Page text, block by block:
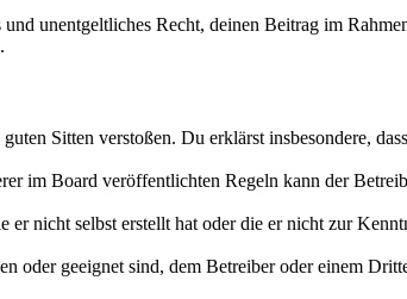
unentgeltliches Recht, deinen Beitrag im
Sitten verstoßen. Du erklärst insbesondere,
im Board veröffentlichten Regeln kann der
nicht selbst erstellt hat oder die er nicht zur
oder geeignet sind, dem Betreiber oder einem